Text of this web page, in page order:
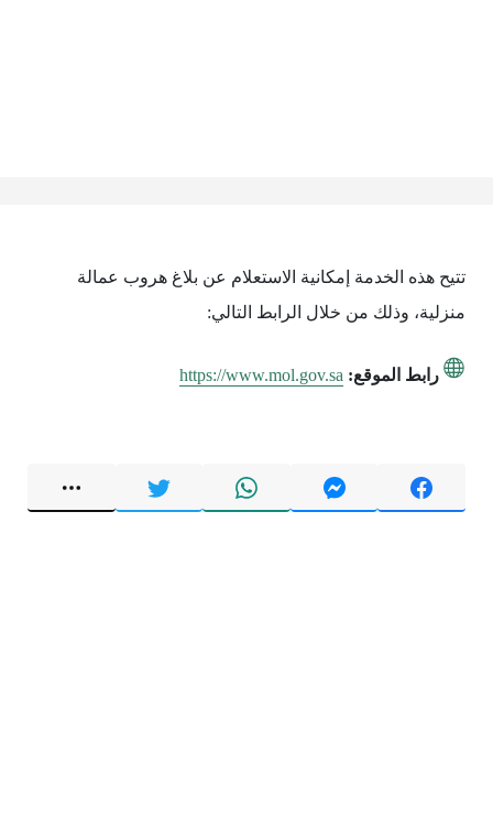
تتيح هذه الخدمة إمكانية الاستعلام عن بلاغ هروب عمالة
منزلية، وذلك من خلال الرابط التالي:
رابط الموقع: https://www.mol.gov.sa